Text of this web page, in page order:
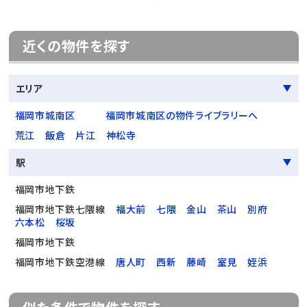
近くの物件を探す
エリア
福岡市城南区
福岡市城南区の物件ライブラリーへ
荒江
飯倉 片江
神松寺
駅
福岡市地下鉄
福岡市地下鉄七隈線
福大前 七隈 金山 茶山
別府
六本松
桜坂
福岡市地下鉄
福岡市地下鉄空港線
唐人町 西新 藤崎 室見 姪浜